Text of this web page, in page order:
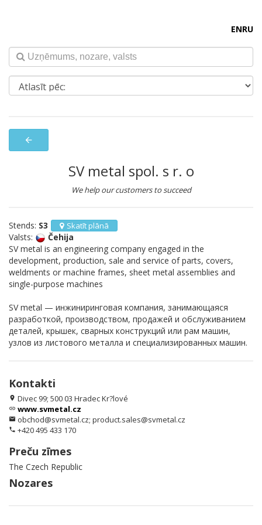
ENRU
arrow_back
SV metal spol. s r. o
We help our customers to succeed
Stends: S3 Skatīt plānā
Valsts:
Čehija
SV metal is an engineering company engaged in the
development, production, sale and service of parts, covers,
weldments or machine frames, sheet metal assemblies and
single-purpose machines
SV metal — инжиниринговая компания, занимающаяся
разработкой, производством, продажей и обслуживанием
деталей, крышек, сварных конструкций или рам машин,
узлов из листового металла и специализированных машин.
Kontakti
location_on Divec 99; 500 03 Hradec Kr?lové
link www.svmetal.cz
email obchod@svmetal.cz; product.sales@svmetal.cz
phone +420 495 433 170
Preču zīmes
The Czech Republic
Nozares